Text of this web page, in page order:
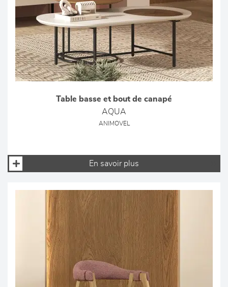
Table basse et bout de canapé
AQUA
ANIMOVEL
En savoir plus